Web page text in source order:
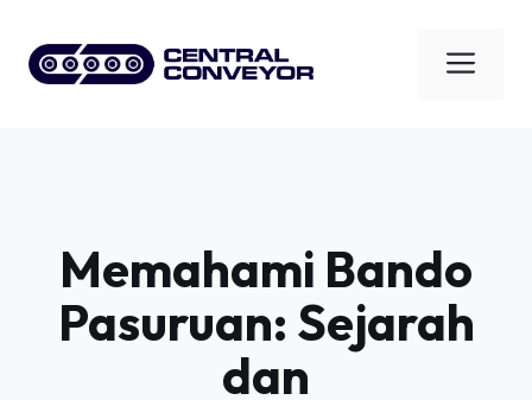
content
Memahami Bando
Pasuruan: Sejarah
dan